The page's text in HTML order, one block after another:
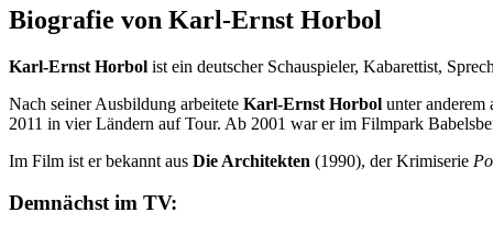
Biografie von Karl-Ernst Horbol
Karl-Ernst Horbol ist ein deutscher Schauspieler, Kabarettist,
Nach seiner Ausbildung arbeitete Karl-Ernst Horbol unter
2011 in vier Ländern auf Tour. Ab 2001 war er im Filmpark
Im Film ist er bekannt aus Die Architekten (1990), der Krimiserie
Demnächst im TV: